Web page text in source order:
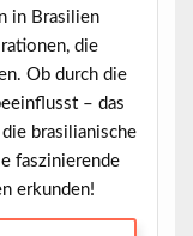
in Brasilien
die
Ob durch die
– das
brasilianische
faszinierende
erkunden!